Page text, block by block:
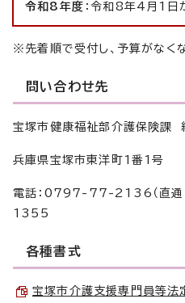
令和8年度 ：令和8年4月1
※先着順で受付し、予算がなく
問い合わせ先
宝塚市健康福祉部介護保険課
兵庫県宝塚市東洋町1番1号
電話：0797-77-2136（直
1355
各種書式
宝塚市介護支援専門員等法